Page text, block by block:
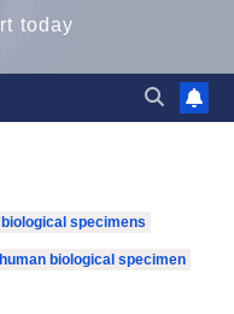
today
specimens
human biological specimen